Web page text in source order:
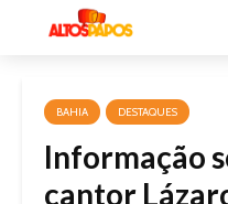
BAHIA DESTAQUES
Informação
cantor